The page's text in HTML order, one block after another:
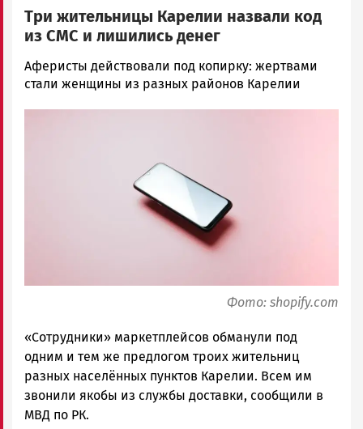
Три жительницы Карелии назвали код
из СМС и лишились денег
Корректор
Новости
Аферисты действовали под копирку: жертвами
стали женщины из разных районов Карелии
Фото: shopify.com
«Сотрудники» маркетплейсов обманули под
одним и тем же предлогом троих жительниц
разных населённых пунктов Карелии. Всем им
звонили якобы из службы доставки, сообщили в
МВД по РК.